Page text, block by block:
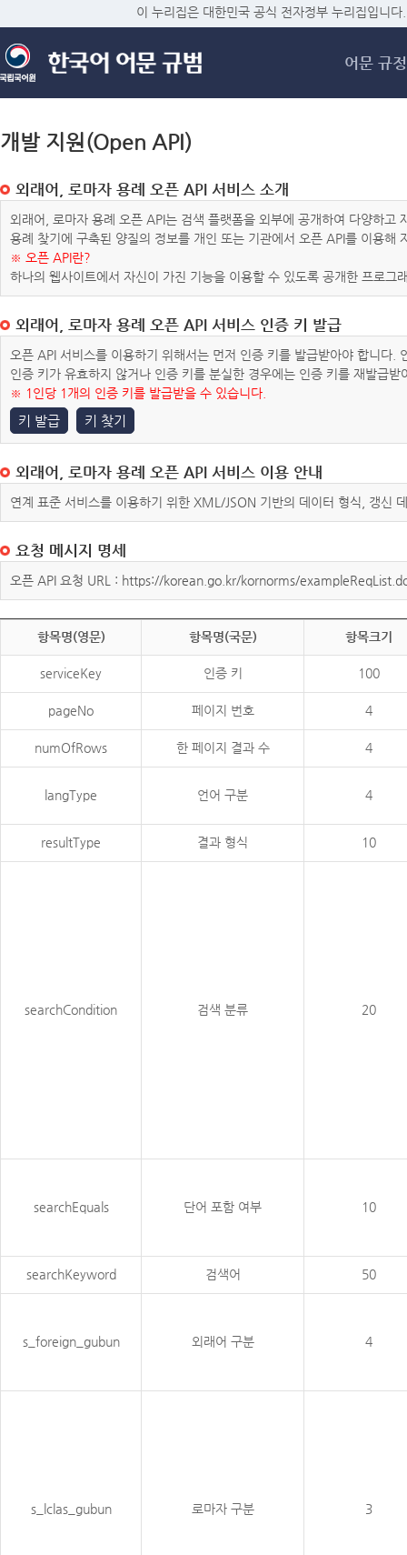
메
이 누리집은 대한민국 공식 전자정부 누리집입니다.
어문 규정
개발 지원(Open API)
외래어, 로마자 용례 오픈 API 서비스 소개
외래어, 로마자 용례 오픈 API는 검색 플랫폼을 외부에 공개하여 다양하
용례 찾기에 구축된 양질의 정보를 개인 또는 기관에서 오픈 API를 이용해
※ 오픈 API란?
하나의 웹사이트에서 자신이 가진 기능을 이용할 수 있도록 공개한 프로그
외래어, 로마자 용례 오픈 API 서비스 인증 키 발급
오픈 API 서비스를 이용하기 위해서는 먼저 인증 키를 발급받아야 합니다
인증 키가 유효하지 않거나 인증 키를 분실한 경우에는 인증 키를 재발급받
※ 1인당 1개의 인증 키를 발급받을 수 있습니다.
키 발급 키 찾기
외래어, 로마자 용례 오픈 API 서비스 이용 안내
연계 표준 서비스를 이용하기 위한 XML/JSON 기반의 데이터 형식, 갱신
요청 메시지 명세
오픈 API 요청 URL : https://korean.go.kr/kornorms/
항목명(영문) 항목명(국문) 항목크기
serviceKey 인증 키 100
pageNo 페이지 번호 4
numOfRows 한 페이지 결과 수 4
langType 언어 구분 4
resultType 결과 형식 10
searchCondition 검색 분류 20
searchEquals 단어 포함 여부 10
searchKeyword 검색어 50
s_foreign_gubun 외래어 구분 4
s_lclas_gubun 로마자 구분 3